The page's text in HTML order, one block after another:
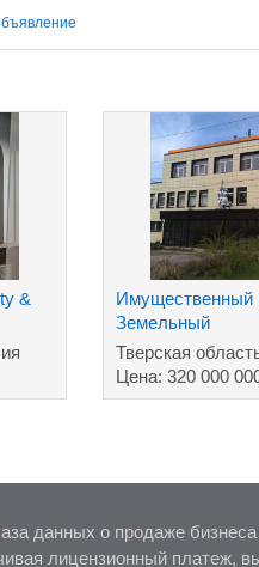
&
Имущественный
Земельный
завод
Тверская
Цена: 320 000
данных о продаже
лицензионный платеж,